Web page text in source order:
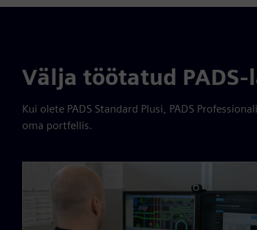
Välja töötatud PADS-
Kui olete PADS Standard Plusi, PADS
oma portfellis.